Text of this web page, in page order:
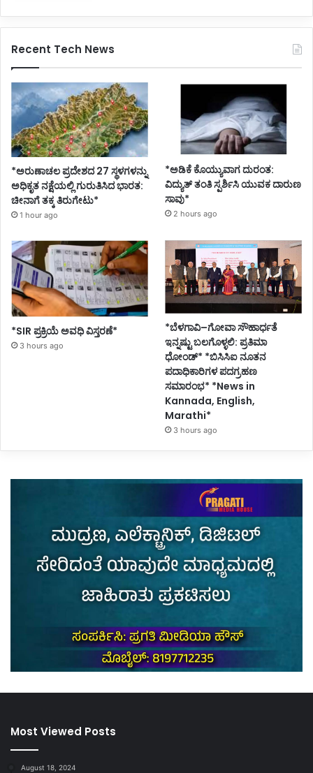
Recent Tech News
*ಅರುಣಾಚಲ ಪ್ರದೇಶದ 27 ಸ್ಥಳಗಳನ್ನು
ಅಧಿಕೃತ ನಕ್ಷೆಯಲ್ಲಿ ಗುರುತಿಸಿದ ಭಾರತ:
ಚೀನಾಗೆ ತಕ್ಕ ತಿರುಗೇಟು*
1 hour ago
*ಅಡಿಕೆ ಕೊಯ್ಯುವಾಗ ದುರಂತ:
ವಿದ್ಯುತ್ ತಂತಿ ಸ್ಪರ್ಶಿಸಿ ಯುವಕ ದಾರುಣ
ಸಾವು*
2 hours ago
*SIR ಪ್ರಕ್ರಿಯೆ ಅವಧಿ ವಿಸ್ತರಣೆ*
3 hours ago
*ಬೆಳಗಾವಿ–ಗೋವಾ ಸೌಹಾರ್ಧತೆ
ಇನ್ನಷ್ಟು ಬಲಗೊಳ್ಳಲಿ: ಪ್ರತಿಮಾ
ಧೋಂಡ್* *ಬಿಸಿಸಿಐ ನೂತನ
ಪದಾಧಿಕಾರಿಗಳ ಪದಗ್ರಹಣ
ಸಮಾರಂಭ* *News in
Kannada, English,
Marathi*
3 hours ago
Most Viewed Posts
August 18, 2024